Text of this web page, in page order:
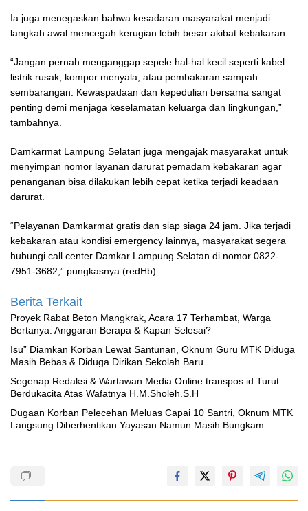
Ia juga menegaskan bahwa kesadaran masyarakat menjadi
langkah awal mencegah kerugian lebih besar akibat kebakaran.
“Jangan pernah menganggap sepele hal-hal kecil seperti kabel
listrik rusak, kompor menyala, atau pembakaran sampah
sembarangan. Kewaspadaan dan kepedulian bersama sangat
penting demi menjaga keselamatan keluarga dan lingkungan,”
tambahnya.
Damkarmat Lampung Selatan juga mengajak masyarakat untuk
menyimpan nomor layanan darurat pemadam kebakaran agar
penanganan bisa dilakukan lebih cepat ketika terjadi keadaan
darurat.
“Pelayanan Damkarmat gratis dan siap siaga 24 jam. Jika terjadi
kebakaran atau kondisi emergency lainnya, masyarakat segera
hubungi call center Damkar Lampung Selatan di nomor 0822-
7951-3682,” pungkasnya.(redHb)
Berita Terkait
Proyek Rabat Beton Mangkrak, Acara 17 Terhambat, Warga
Bertanya: Anggaran Berapa & Kapan Selesai?
‎Isu” Diamkan Korban Lewat Santunan, Oknum Guru MTK Diduga
Masih Bebas & Diduga Dirikan Sekolah Baru
Segenap Redaksi & Wartawan Media Online transpos.id Turut
Berdukacita Atas Wafatnya H.M.Sholeh.S.H
‎Dugaan Korban Pelecehan Meluas Capai 10 Santri, Oknum MTK
Langsung Diberhentikan Yayasan Namun Masih Bungkam